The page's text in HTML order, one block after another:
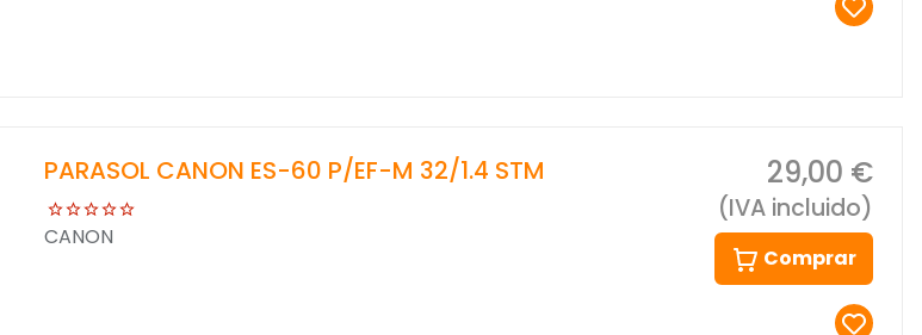
PARASOL CANON ES-60 P/EF-M 32/1.4 STM
CANON
29,00 €
(IVA incluido)
Comprar